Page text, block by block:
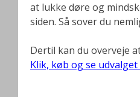
at lukke døre og
siden. Så sover du
Dertil kan du overveje
Klik, køb og se